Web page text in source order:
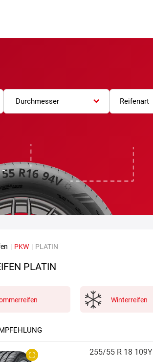
Durchmesser Reifenart
| PKW | PLATIN
PLATIN
Winterreifen
255/55 R 18 109Y